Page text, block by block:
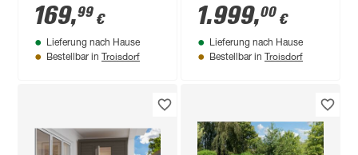
90 x 2660 cm
169,99 €
Lieferung nach Hause
Bestellbar in Troisdorf
PVC-Dach mit zwei
Einfahrtsbögen 480
x 598 x 237 cm
1.999,00 €
Lieferung nach Hause
Bestellbar in Troisdorf